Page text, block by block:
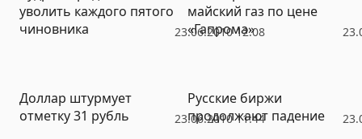
23.06.2010 12:08
уволить каждого пятого
чиновника
майский газ по цене
«Гапрома»
23.06.2010 11:44
Доллар штурмует
отметку 31 рубль
Русские биржи
продолжают падение